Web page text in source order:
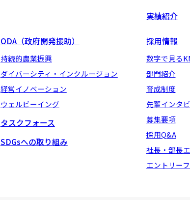
ODA（政府開発援助）
持続的農業振興
ダイバーシティ・インクルージョン
経営イノベーション
ウェルビーイング
タスクフォース
SDGsへの取り組み
実績紹介
採用情報
数字で見る
部門紹介
育成制度
先輩インタ
募集要項
採用Q&A
社長・部長
エントリー